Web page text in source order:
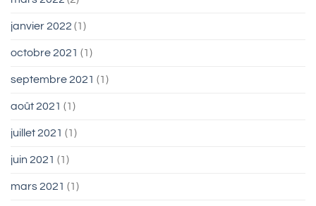
janvier 2022 (1)
octobre 2021 (1)
septembre 2021 (1)
août 2021 (1)
juillet 2021 (1)
juin 2021 (1)
mars 2021 (1)